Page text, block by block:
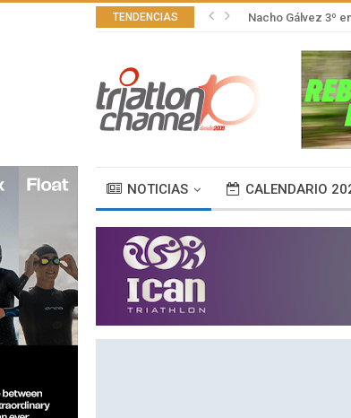
TENDENCIAS Nacho Gálvez 3º
NOTICIAS CALENDARIO